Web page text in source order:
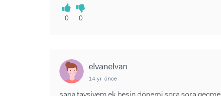
0 0
elvanelvan
14 yıl önce